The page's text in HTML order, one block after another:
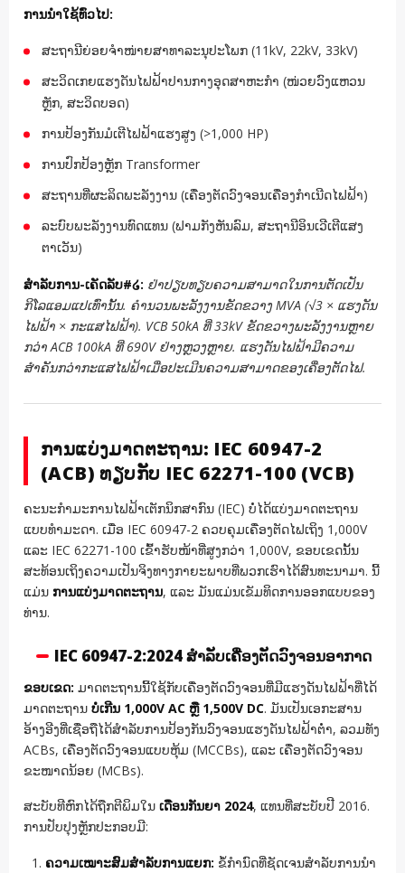
ການນຳໃຊ້ທົ່ວໄປ:
ສະຖານີຍ່ອຍຈຳໜ່າຍສາທາລະນຸປະໂພກ (11kV, 22kV, 33kV)
ສະວິດເກຍແຮງດັນໄຟຟ້າປານກາງອຸດສາຫະກຳ (ໜ່ວຍວົງແຫວນ
ຫຼັກ, ສະວິດບອດ)
ການປ້ອງກັນມໍເຕີໄຟຟ້າແຮງສູງ (>1,000 HP)
ການປົກປ້ອງຫຼັກ Transformer
ສະຖານທີ່ຜະລິດພະລັງງານ (ເຄື່ອງຕັດວົງຈອນເຄື່ອງກຳເນີດໄຟຟ້າ)
ລະບົບພະລັງງານທົດແທນ (ຟາມກັງຫັນລົມ, ສະຖານີອິນເວີເຕີແສງ
ຕາເວັນ)
ສໍາລັບການ-ເຄັດລັບ#໒: ຢ່າປຽບທຽບຄວາມສາມາດໃນການຕັດເປັນ
ກິໂລແອມແປເທົ່ານັ້ນ. ຄຳນວນພະລັງງານຂັດຂວາງ MVA (√3 × ແຮງດັນ
ໄຟຟ້າ × ກະແສໄຟຟ້າ). VCB 50kA ທີ່ 33kV ຂັດຂວາງພະລັງງານຫຼາຍ
ກວ່າ ACB 100kA ທີ່ 690V ຢ່າງຫຼວງຫຼາຍ. ແຮງດັນໄຟຟ້າມີຄວາມ
ສຳຄັນກວ່າກະແສໄຟຟ້າເມື່ອປະເມີນຄວາມສາມາດຂອງເຄື່ອງຕັດໄຟ.
ການແບ່ງມາດຕະຖານ: IEC 60947-2
(ACB) ທຽບກັບ IEC 62271-100 (VCB)
ຄະນະກຳມະການໄຟຟ້າເຕັກນິກສາກົນ (IEC) ບໍ່ໄດ້ແບ່ງມາດຕະຖານ
ແບບທຳມະດາ. ເມື່ອ IEC 60947-2 ຄວບຄຸມເຄື່ອງຕັດໄຟເຖິງ 1,000V
ແລະ IEC 62271-100 ເຂົ້າຮັບໜ້າທີ່ສູງກວ່າ 1,000V, ຂອບເຂດນັ້ນ
ສະທ້ອນເຖິງຄວາມເປັນຈິງທາງກາຍະພາບທີ່ພວກເຮົາໄດ້ສົນທະນາມາ. ນີ້
ແມ່ນ ການແບ່ງມາດຕະຖານ, ແລະ ມັນແມ່ນເຂັມທິດການອອກແບບຂອງ
ທ່ານ.
IEC 60947-2:2024 ສຳລັບເຄື່ອງຕັດວົງຈອນອາກາດ
ຂອບເຂດ: ມາດຕະຖານນີ້ໃຊ້ກັບເຄື່ອງຕັດວົງຈອນທີ່ມີແຮງດັນໄຟຟ້າທີ່ໄດ້
ມາດຕະຖານ ບໍ່ເກີນ 1,000V AC ຫຼື 1,500V DC. ມັນເປັນເອກະສານ
ອ້າງອີງທີ່ເຊື່ອຖືໄດ້ສຳລັບການປ້ອງກັນວົງຈອນແຮງດັນໄຟຟ້າຕໍ່າ, ລວມທັງ
ACBs, ເຄື່ອງຕັດວົງຈອນແບບຫຸ້ມ (MCCBs), ແລະ ເຄື່ອງຕັດວົງຈອນ
ຂະໜາດນ້ອຍ (MCBs).
ສະບັບທີຫົກໄດ້ຖືກຕີພິມໃນ ເດືອນກັນຍາ 2024, ແທນທີ່ສະບັບປີ 2016.
ການປັບປຸງຫຼັກປະກອບມີ:
ຄວາມເໝາະສົມສຳລັບການແຍກ: ຂໍ້ກຳນົດທີ່ຊັດເຈນສຳລັບການນຳ